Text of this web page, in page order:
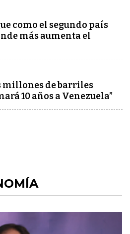
como el segundo país
más aumenta el
millones de barriles
10 años a Venezuela”